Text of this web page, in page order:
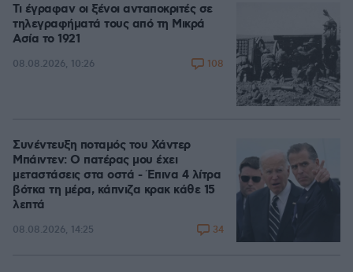
Τι έγραφαν οι ξένοι ανταποκριτές σε
τηλεγραφήματά τους από τη Μικρά
Ασία το 1921
08.08.2026, 10:26 108
Συνέντευξη ποταμός του Χάντερ
Μπάιντεν: Ο πατέρας μου έχει
μεταστάσεις στα οστά - Έπινα 4 λίτρα
βότκα τη μέρα, κάπνιζα κρακ κάθε 15
λεπτά
08.08.2026, 14:25 34